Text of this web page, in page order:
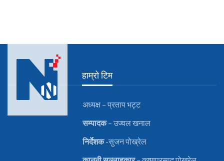
हाम्रो टिम
अध्यक्ष – प्रताप भट्ट
सम्पादक– उज्वल खनाल
निर्देशक-सुजन पोख्रेल